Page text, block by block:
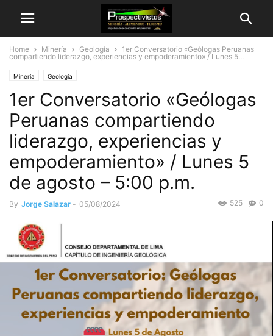
Home Minería Geología
1er Conversatorio «Geólogas Peruanas
compartiendo liderazgo, experiencias y empoderamiento» / Lunes 5...
Minería Geología
1er Conversatorio «Geólogas
Peruanas compartiendo
liderazgo, experiencias y
empoderamiento» / Lunes 5
de agosto – 5:00 p.m.
By Jorge Salazar - 05/08/2024 0
525